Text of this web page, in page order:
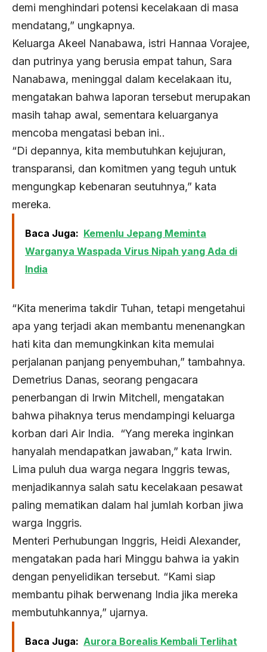
demi menghindari potensi kecelakaan di masa
mendatang,” ungkapnya.
Keluarga Akeel Nanabawa, istri Hannaa Vorajee,
dan putrinya yang berusia empat tahun, Sara
Nanabawa, meninggal dalam kecelakaan itu,
mengatakan bahwa laporan tersebut merupakan
masih tahap awal, sementara keluarganya
mencoba mengatasi beban ini..
“Di depannya, kita membutuhkan kejujuran,
transparansi, dan komitmen yang teguh untuk
mengungkap kebenaran seutuhnya,” kata
mereka.
Baca Juga: Kemenlu Jepang Meminta
Warganya Waspada Virus Nipah yang Ada di
India
“Kita menerima takdir Tuhan, tetapi mengetahui
apa yang terjadi akan membantu menenangkan
hati kita dan memungkinkan kita memulai
perjalanan panjang penyembuhan,” tambahnya.
Demetrius Danas, seorang pengacara
penerbangan di Irwin Mitchell, mengatakan
bahwa pihaknya terus mendampingi keluarga
korban dari Air India. “Yang mereka inginkan
hanyalah mendapatkan jawaban,” kata Irwin.
Lima puluh dua warga negara Inggris tewas,
menjadikannya salah satu kecelakaan pesawat
paling mematikan dalam hal jumlah korban jiwa
warga Inggris.
Menteri Perhubungan Inggris, Heidi Alexander,
mengatakan pada hari Minggu bahwa ia yakin
dengan penyelidikan tersebut. “Kami siap
membantu pihak berwenang India jika mereka
membutuhkannya,” ujarnya.
Baca Juga: Aurora Borealis Kembali Terlihat